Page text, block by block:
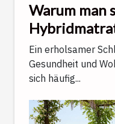
Warum man
sollte, um
Ein erholsamer
Gesundheit und
sich häufig...